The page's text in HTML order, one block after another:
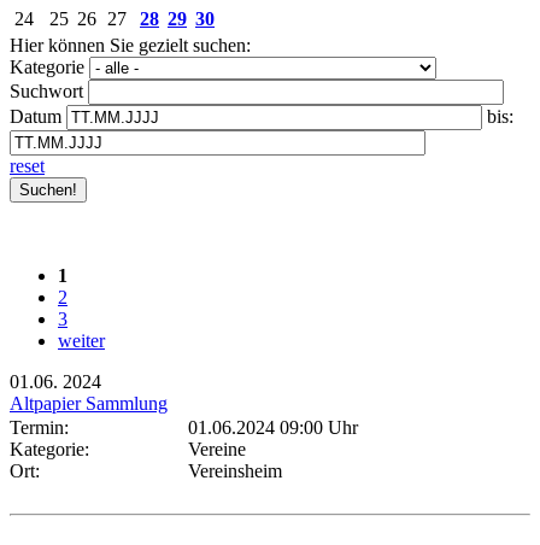
24
25 26 27 28 29 30
Hier können Sie gezielt suchen:
Kategorie
Suchwort
Datum
bis:
reset
1
2
3
weiter
01.06. 2024
Altpapier Sammlung
Termin:
01.06.2024 09:00 Uhr
Kategorie:
Vereine
Ort:
Vereinsheim